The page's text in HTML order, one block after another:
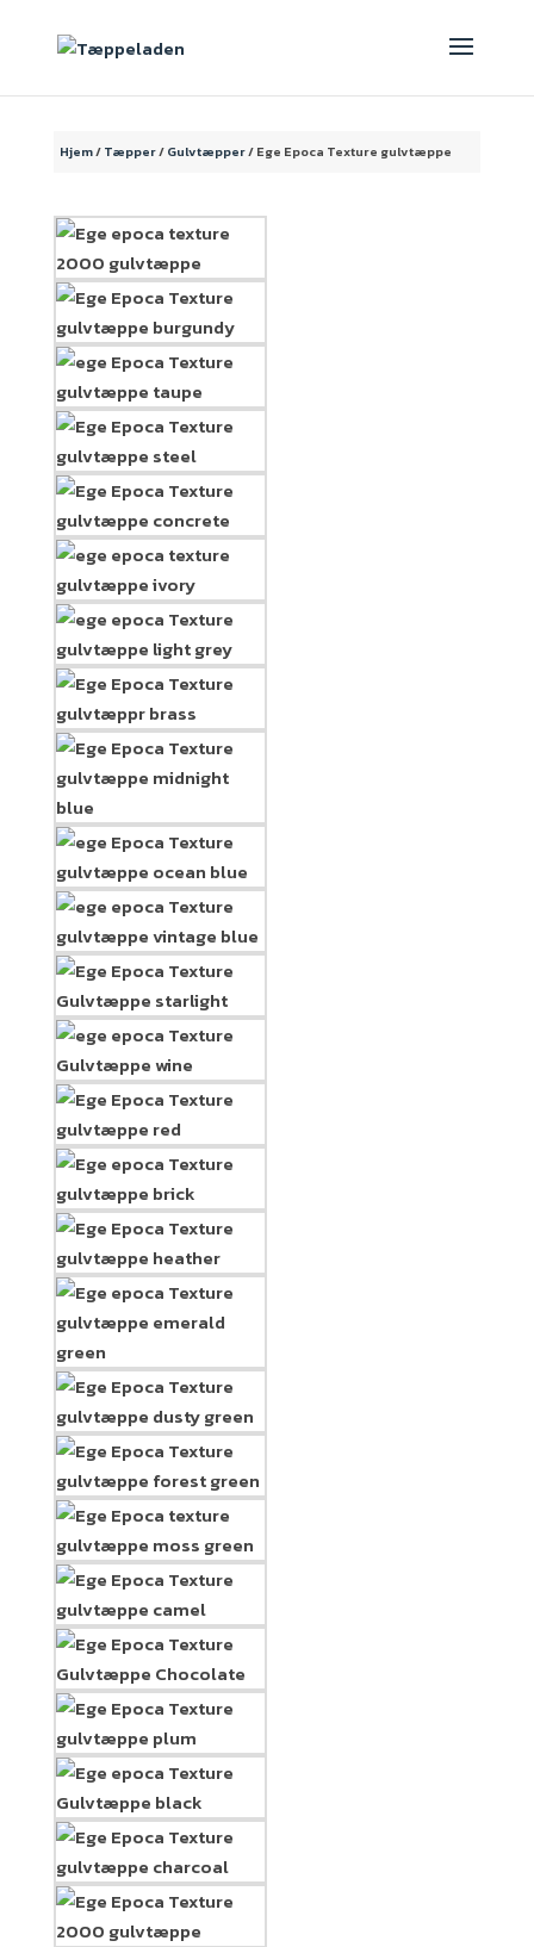
Hjem/Tæpper/Gulvtæpper/ Ege Epoca Texture gulvtæppe